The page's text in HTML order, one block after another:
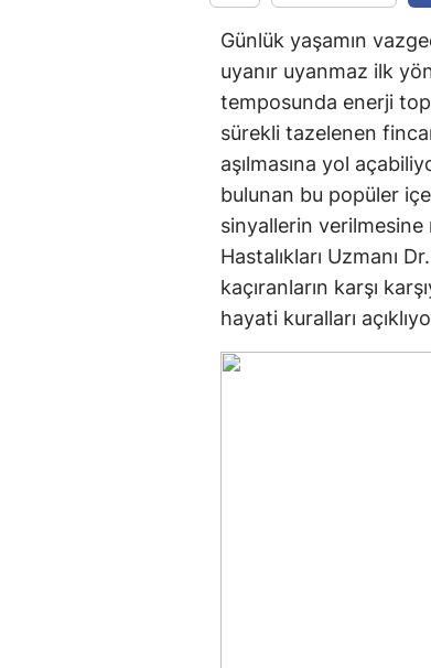
Günlük yaşamın
uyanır uyanmaz ilk
temposunda enerji
sürekli tazelenen
aşılmasına yol
bulunan bu popüler
sinyallerin
Hastalıkları Uzmanı
kaçıranların karşı
hayati kuralları